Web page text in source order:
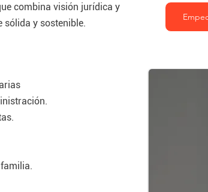
combina visión jurídica y
sólida y sostenible.